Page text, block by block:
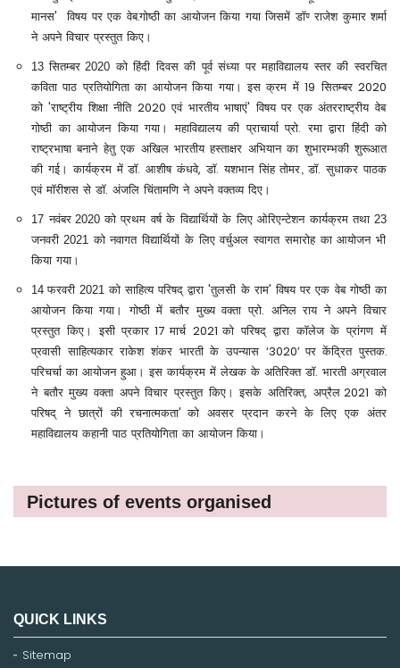
मानस' विषय पर एक वेब-गोष्ठी का आयोजन किया गया जिसमें डॉ. राजेश कुमार शर्मा
ने अपने विचार प्रस्तुत किए।
13सितम्बर2020 को हिंदी दिवस की पूर्व संध्या पर महाविद्यालय स्तर की स्वरचित
कविता पाठ प्रतियोगिता का आयोजन किया गया। इस क्रम में19 सितम्बर2020
को'राष्ट्रीय शिक्षा नीति 2020 एवं भारतीय भाषाएं' विषय पर एक अंतरराष्ट्रीय वेब
गोष्ठी का आयोजन किया गया। महाविद्यालय की प्राचार्या प्रो. रमा द्वारा हिंदी को
राष्ट्रभाषा बनाने हेतु एक अखिल भारतीय हस्ताक्षर अभियान का शुभारम्भकी शुरूआत
की गई। कार्यक्रम में डॉ. आशीष कंधवे, डॉ. यशभान सिंह तोमर,डॉ. सुधाकर पाठक
एवं मॉरीशस से डॉ. अंजलि चिंतामणि ने अपने वक्तव्य दिए।
17 नवंबर2020को प्रथम वर्ष के विद्यार्थियों के लिए ओरिएन्टेशन कार्यक्रम तथा 23
जनवरी 2021को नवागत विद्यार्थियों के लिए वर्चुअल स्वागत समारोह का आयोजन भी
किया गया।
14फरवरी2021को साहित्य परिषद् द्वारा'तुलसी के राम' विषय पर एक वेब गोष्ठी का
आयोजन किया गया। गोष्ठी में बतौर मुख्य वक्ता प्रो. अनिल राय ने अपने विचार
प्रस्तुत किए। इसी प्रकार 17मार्च 2021को परिषद् द्वारा कॉलेज के प्रांगण में
प्रवासी साहित्यकार राकेश शंकर भारती के उपन्यास ‘3020’पर केंद्रित पुस्तक-
परिचर्चा का आयोजन हुआ। इस कार्यक्रम में लेखक के अतिरिक्त डॉ. भारती अग्रवाल
ने बतौर मुख्य वक्ता अपने विचार प्रस्तुत किए। इसके अतिरिक्त, अप्रैल2021 को
परिषद् ने छात्रों की रचनात्मकता'को अवसर प्रदान करने के लिए एक अंतर
महाविद्यालय कहानी पाठ प्रतियोगिता का आयोजन किया।
Pictures of events organised
QUICK LINKS
Sitemap